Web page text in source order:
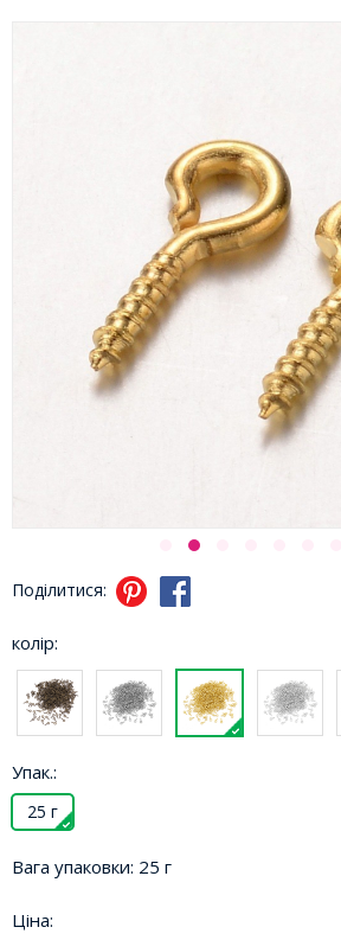
Поділитися:
колір:
Упак.:
25 г
Вага упаковки: 25 г
Ціна: